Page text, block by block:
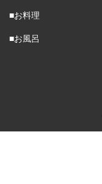
■お料理
■お風呂